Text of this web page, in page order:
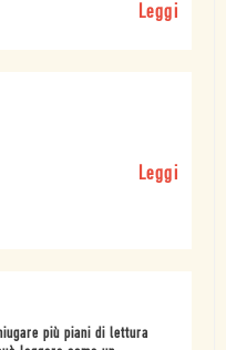
Leggi
Leggi
più piani di lettura